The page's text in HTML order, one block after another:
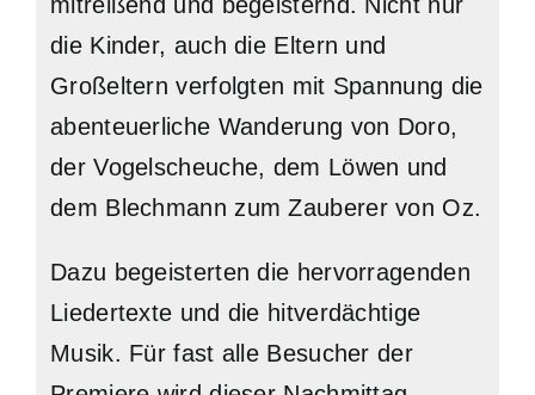
die Kinder, auch die Eltern und
Großeltern verfolgten mit Spannung die
abenteuerliche Wanderung von Doro,
der Vogelscheuche, dem Löwen und
dem Blechmann zum Zauberer von Oz.
Dazu begeisterten die hervorragenden
Liedertexte und die hitverdächtige
Musik. Für fast alle Besucher der